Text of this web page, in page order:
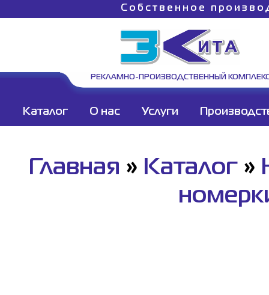
Собственное
РЕКЛАМНО-ПРОИЗВОДСТВЕННЫЙ
Каталог О нас Услуги
Главная » Каталог »